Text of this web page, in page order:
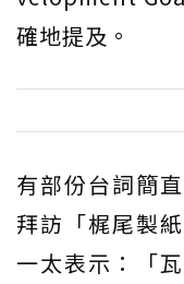
確地提及。
有部份台詞簡
拜訪「梶尾製
一太表示：「